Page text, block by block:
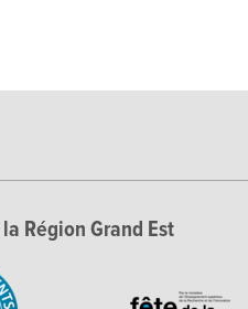
Région Grand Est